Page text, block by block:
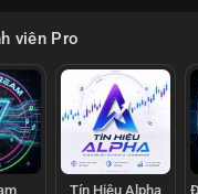
viên Pro
Tín Hiệu Alpha